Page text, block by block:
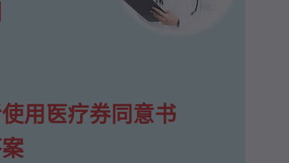
用医疗券同意书